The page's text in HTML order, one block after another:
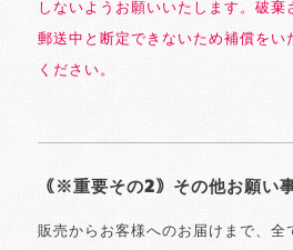
しないようお願いいたします。破棄
郵送中と断定できないため補償をい
ください。
｟※重要その2｠その他お願い
販売からお客様へのお届けまで、全